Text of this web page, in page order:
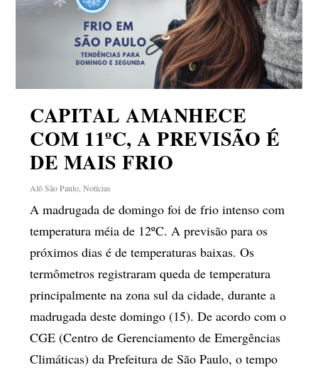
CAPITAL AMANHECE
COM 11ºC, A PREVISÃO É
DE MAIS FRIO
Alô São Paulo ,Notícias
A madrugada de domingo foi de frio intenso com
temperatura méia de 12ºC. A previsão para os
próximos dias é de temperaturas baixas. Os
termômetros registraram queda de temperatura
principalmente na zona sul da cidade, durante a
madrugada deste domingo (15). De acordo com o
CGE (Centro de Gerenciamento de Emergências
Climáticas) da Prefeitura de São Paulo, o tempo